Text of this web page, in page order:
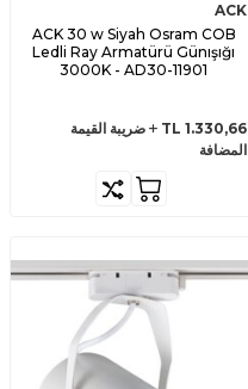
ACK
ACK 30 w Siyah Osram COB
Ledli Ray Armatürü Günışığı
3000K - AD30-11901
1.330,66
ضريبة القيمة
المضافة